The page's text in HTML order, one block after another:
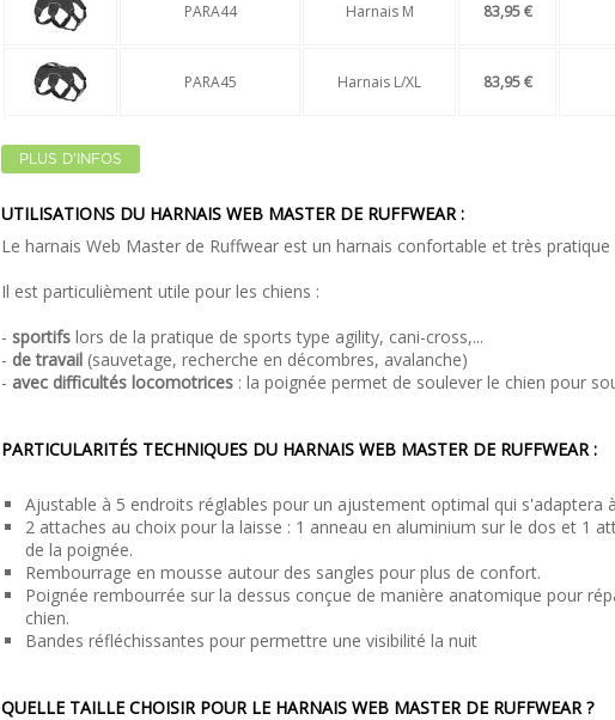
PARA44 Harnais M 83,95 €
PARA45 Harnais L/XL 83,95 €
PLUS D'INFOS
UTILISATIONS DU HARNAIS WEB MASTER DE RUFFWEAR :
Le harnais Web Master de Ruffwear est un harnais confortable et très
Il est particulièment utile pour les chiens :
- sportifs lors de la pratique de sports type agility, cani-cross,...
- de travail (sauvetage, recherche en décombres, avalanche)
- avec difficultés locomotrices : la poignée permet de soulever le chien pour
PARTICULARITÉS TECHNIQUES DU HARNAIS WEB MASTER DE RUFFWEAR :
Ajustable à 5 endroits réglables pour un ajustement optimal qui s'adaptera
2 attaches au choix pour la laisse : 1 anneau en aluminium sur le dos et 1
de la poignée.
Rembourrage en mousse autour des sangles pour plus de confort.
Poignée rembourrée sur la dessus conçue de manière anatomique pour
chien.
Bandes réfléchissantes pour permettre une visibilité la nuit
QUELLE TAILLE CHOISIR POUR LE HARNAIS WEB MASTER DE RUFFWEAR ?